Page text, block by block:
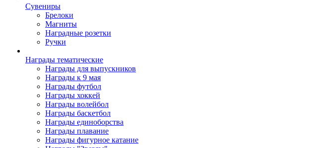
Сувениры
Брелоки
Магниты
Наградные розетки
Ручки
Награды тематические
Награды для выпускников
Награды к 9 мая
Награды футбол
Награды хоккей
Награды волейбол
Награды баскетбол
Награды единоборства
Награды плавание
Награды фигурное катание